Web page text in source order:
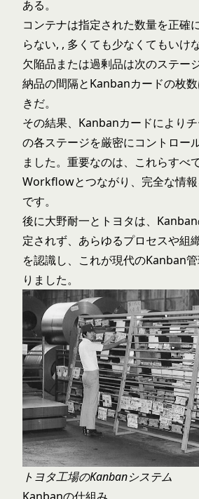
ある。
コンテナは指定された数量を正確
らない, , 多くても少なくてもいけな
欠陥品または過剰品は次のステー
納品の間隔とKanbanカードの枚
きだ。
その結果、Kanbanカードにより
の各ステージを厳密にコントロー
ました。重要なのは、これらすべ
Workflowとつながり、完全な情報
です。
後に大野耐一とトヨタは、
定されず、あらゆるプロセスや組
を認識し、これが現代のKanban
りました。
トヨタ工場のKanbanシステム